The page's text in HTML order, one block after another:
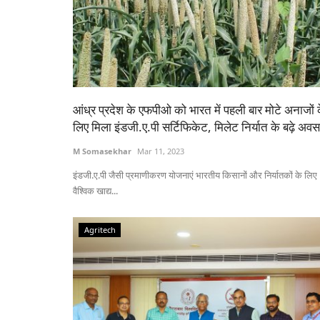
आंध्र प्रदेश के एफपीओ को भारत में पहली बार मोटे
लिए मिला इंडजी.ए.पी सर्टिफिकेट, मिलेट निर्यात के बढ़े
M Somasekhar Mar 11, 2023
इंडजी.ए.पी जैसी प्रमाणीकरण योजनाएं भारतीय किसानों और निर्यातकों के लिए
वैश्विक खाद्य...
Agritech
की एग्रीकल्चर मार्केटिंग -
Agri Start-Ups
जुटाई 1 करोड़ डॉलर की फंडिंग
तेलंगाना स्थित स्टार्टअप सिड्स फार्म ने 1 करोड़ डॉलर की फंडिंग